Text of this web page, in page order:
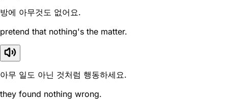
방에 아무것도 없어요.
pretend that nothing's the matter.
아무 일도 아닌 것처럼 행동하세요.
they found nothing wrong.